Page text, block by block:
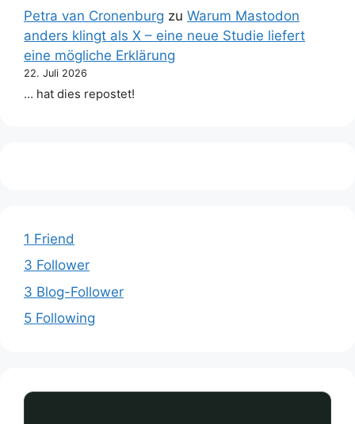
Petra van Cronenburg zu Warum Mastodon
anders klingt als X – eine neue Studie liefert
eine mögliche Erklärung
22. Juli 2026
… hat dies repostet!
1 Friend
3 Follower
3 Blog-Follower
5 Following